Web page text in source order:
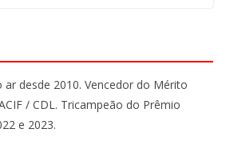
desde 2010. Vencedor do Mérito
/ CDL. Tricampeão do Prêmio
e 2023.